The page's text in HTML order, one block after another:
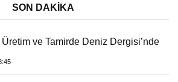
SON DAKİKA
ve Tamirde Deniz Dergisi’nde